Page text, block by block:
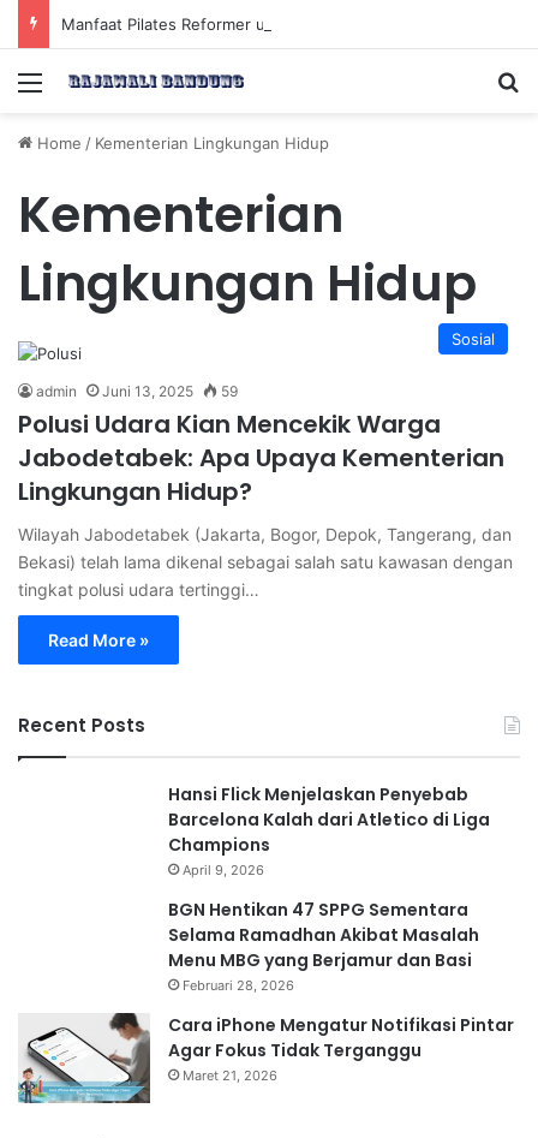
Menu
Home / Kementerian Lingkungan Hidup
Kementerian
Lingkungan Hidup
Sosial
admin Juni 13, 2025 59
Polusi Udara Kian Mencekik Warga
Jabodetabek: Apa Upaya Kementerian
Lingkungan Hidup?
Wilayah Jabodetabek (Jakarta, Bogor, Depok, Tangerang, dan
Bekasi) telah lama dikenal sebagai salah satu kawasan dengan
tingkat polusi udara tertinggi…
Read More »
Recent Posts
Hansi Flick Menjelaskan Penyebab
Barcelona Kalah dari Atletico di Liga
Champions
April 9, 2026
BGN Hentikan 47 SPPG Sementara
Selama Ramadhan Akibat Masalah
Menu MBG yang Berjamur dan Basi
Februari 28, 2026
Cara iPhone Mengatur Notifikasi Pintar
Agar Fokus Tidak Terganggu
Maret 21, 2026